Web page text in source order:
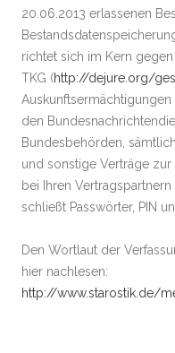
20.06.2013 erlassenen
richtet sich im Kern
TKG (http://dejure.org/
Auskunftsermächtigungen
den
Bundesbehörden,
und sonstige Verträge
bei Ihren
schließt Passwörter, PIN
Den Wortlaut der
hier nachlesen:
http://www.starostik.de/